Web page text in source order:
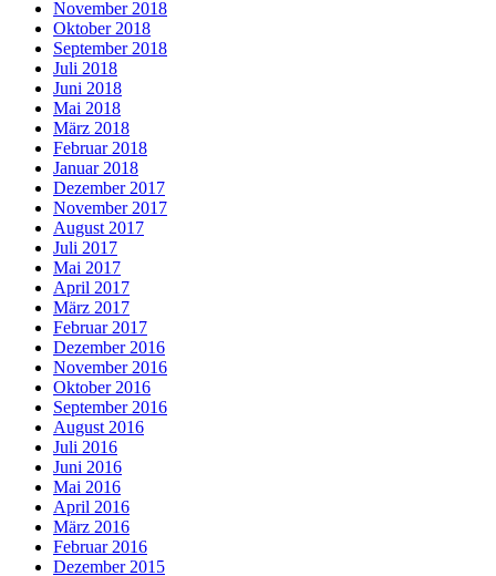
November 2018
Oktober 2018
September 2018
Juli 2018
Juni 2018
Mai 2018
März 2018
Februar 2018
Januar 2018
Dezember 2017
November 2017
August 2017
Juli 2017
Mai 2017
April 2017
März 2017
Februar 2017
Dezember 2016
November 2016
Oktober 2016
September 2016
August 2016
Juli 2016
Juni 2016
Mai 2016
April 2016
März 2016
Februar 2016
Dezember 2015